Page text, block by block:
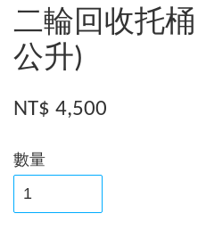
二輪回收托桶
公升)
NT$ 4,500
數量